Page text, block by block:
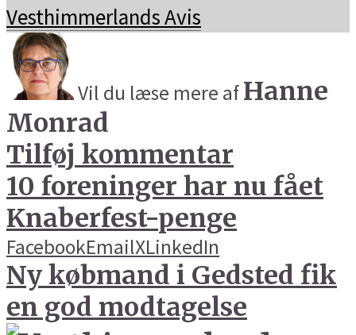
Vesthimmerlands Avis
Vil du læse mere afHanne
Monrad
Tilføj kommentar
10 foreninger har nu fået
Knaberfest-penge
FacebookEmailXLinkedIn
Ny købmand i Gedsted fik
en god modtagelse